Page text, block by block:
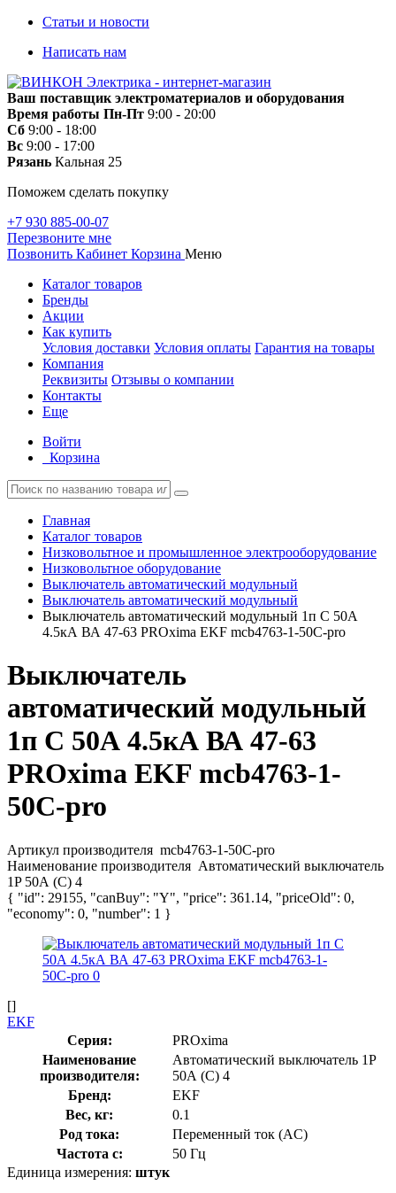
Статьи и новости
Написать нам
Ваш поставщик электроматериалов и оборудования
Время работы Пн-Пт 9:00 - 20:00
Сб 9:00 - 18:00
Вс 9:00 - 17:00
Рязань Кальная 25
Поможем сделать покупку
+7 930 885-00-07
Перезвоните мне
Позвонить Кабинет Корзина Меню
Каталог товаров
Бренды
Акции
Как купить
Условия доставки Условия оплаты Гарантия на товары
Компания
Реквизиты Отзывы о компании
Контакты
Еще
Войти
Корзина
Главная
Каталог товаров
Низковольтное и промышленное электрооборудование
Низковольтное оборудование
Выключатель автоматический модульный
Выключатель автоматический модульный
Выключатель автоматический модульный 1п C 50А
4.5кА ВА 47-63 PROxima EKF mcb4763-1-50C-pro
Выключатель
автоматический модульный
1п C 50А 4.5кА ВА 47-63
PROxima EKF mcb4763-1-
50C-pro
Артикул производителя mcb4763-1-50C-pro
Наименование производителя Автоматический выключатель
1P 50А (C) 4
{ "id": 29155, "canBuy": "Y", "price": 361.14, "priceOld": 0,
"economy": 0, "number": 1 }
[]
EKF
Серия:
PROxima
Наименование
производителя:
Автоматический выключатель 1P
50А (C) 4
Бренд:
EKF
Вес, кг:
0.1
Род тока:
Переменный ток (AC)
Частота с:
50 Гц
Единица измерения: штук